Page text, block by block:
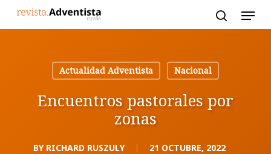
Actualidad Adventista
Nacional
Encuentros pastorales por
zonas
BY RICHARD RUSZULY 21 OCTUBRE, 2022